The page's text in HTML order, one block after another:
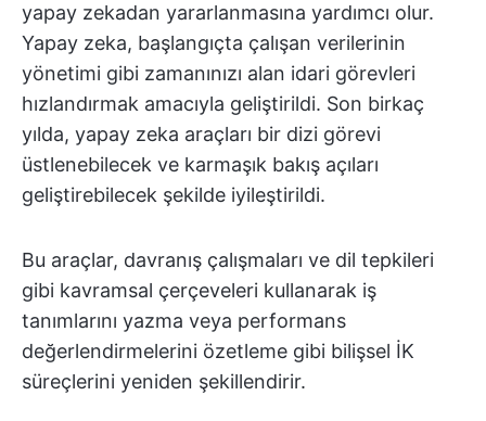
yapay zekadan yararlanmasına yardımcı olur.
Yapay zeka, başlangıçta çalışan verilerinin
yönetimi gibi zamanınızı alan idari görevleri
hızlandırmak amacıyla geliştirildi. Son birkaç
yılda, yapay zeka araçları bir dizi görevi
üstlenebilecek ve karmaşık bakış açıları
geliştirebilecek şekilde iyileştirildi.
Bu araçlar, davranış çalışmaları ve dil tepkileri
gibi kavramsal çerçeveleri kullanarak iş
tanımlarını yazma veya performans
değerlendirmelerini özetleme gibi bilişsel İK
süreçlerini yeniden şekillendirir.